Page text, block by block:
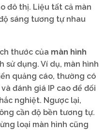
đô thị. Liệu tất cả màn
sáng tương tự nhau
thước của màn hình
sử dụng. Ví dụ, màn hình
quảng cáo, thường có
đánh giá IP cao để đối
nghiệt. Ngược lại,
cần độ bền tương tự.
loại màn hình cũng